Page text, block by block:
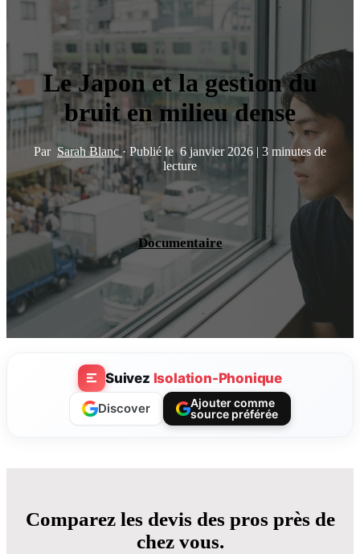
Le Japon et la gestion du
bruit en milieu dense
Par Sarah Blanc · Publié le6 janvier 2026 | 3 minutes de
lecture
Documentaire
Suivez Isolation-Phonique
Discover
Ajouter comme
source préférée
Comparez les devis des pros près de
chez vous.